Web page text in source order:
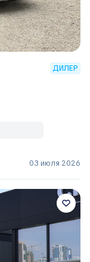
ДИЛЕР
03 июля 2026